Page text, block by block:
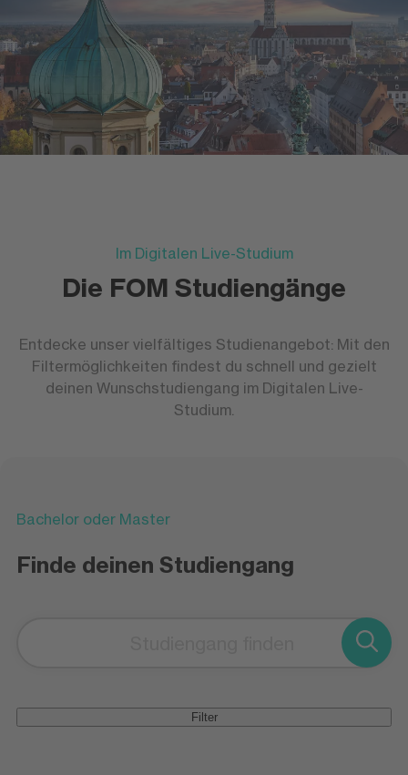
Im Digitalen Live-Studium
Die FOM Studiengänge
Entdecke unser vielfältiges Studienangebot: Mit den
Filtermöglichkeiten findest du schnell und gezielt
deinen Wunschstudiengang im Digitalen Live-
Studium.
Bachelor oder Master
Finde deinen Studiengang
Filter